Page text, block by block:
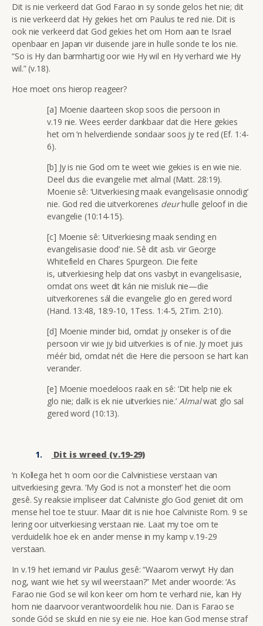
Dit is nie verkeerd dat God Farao in sy sonde gelos het nie; dit
is nie verkeerd dat Hy gekies het om Paulus te red nie. Dit is
ook nie verkeerd dat God gekies het om Hom aan te Israel
openbaar en Japan vir duisende jare in hulle sonde te los nie.
“So is Hy dan barmhartig oor wie Hy wil en Hy verhard wie Hy
wil.” (v.18).
Hoe moet ons hierop reageer?
[a] Moenie daarteen skop soos die persoon in
v.19 nie. Wees eerder dankbaar dat die Here gekies
het om ‘n helverdiende sondaar soos jy te red (Ef. 1:4-
6).
[b] Jy is nie God om te weet wie gekies is en wie nie.
Deel dus die evangelie met almal (Matt. 28:19).
Moenie sê: ‘Uitverkiesing maak evangelisasie onnodig’
nie. God red die uitverkorenes deurhulle geloof in die
evangelie (10:14-15).
[c] Moenie sê: ‘Uitverkiesing maak sending en
evangelisasie dood’ nie. Sê dit asb. vir George
Whitefield en Chares Spurgeon. Die feite
is, uitverkiesing help dat ons vasbyt in evangelisasie,
omdat ons weet dit kán nie misluk nie—die
uitverkorenes sál die evangelie glo en gered word
(Hand. 13:48, 18:9-10, 1Tess. 1:4-5, 2Tim. 2:10).
[d] Moenie minder bid, omdat jy onseker is of die
persoon vir wie jy bid uitverkies is of nie. Jy moet juis
méér bid, omdat nét die Here die persoon se hart kan
verander.
[e] Moenie moedeloos raak en sê: ‘Dit help nie ek
glo nie; dalk is ek nie uitverkies nie.’ Almalwat glo sal
gered word (10:13).
Dit is wreed (v.19-29)
‘n Kollega het ‘n oom oor die Calvinistiese verstaan van
uitverkiesing gevra. ‘My God is not a monster!’ het die oom
gesê. Sy reaksie impliseer dat Calviniste glo God geniet dit om
mense hel toe te stuur. Maar dit is nie hoe Calviniste Rom. 9 se
lering oor uitverkiesing verstaan nie. Laat my toe om te
verduidelik hoe ek en ander mense in my kamp v.19-29
verstaan.
In v.19 het iemand vir Paulus gesê: “Waarom verwyt Hy dan
nog, want wie het sy wil weerstaan?” Met ander woorde: ‘As
Farao nie God se wil kon keer om hom te verhard nie, kan Hy
hom nie daarvoor verantwoordelik hou nie. Dan is Farao se
sonde Gód se skuld en nie sy eie nie. Hoe kan God mense straf